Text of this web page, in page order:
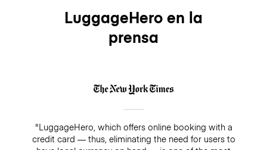
LuggageHero en la
prensa
"LuggageHero, which offers online booking with a
credit card — thus, eliminating the need for users to